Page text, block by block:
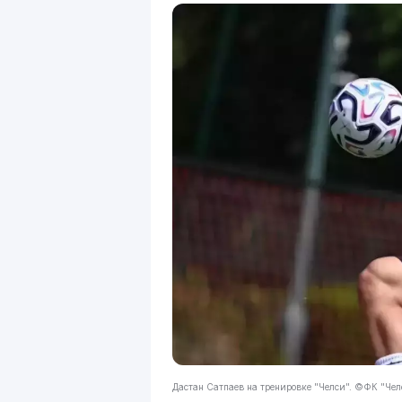
Дастан Сатпаев на тренировке "Челси". ©ФК